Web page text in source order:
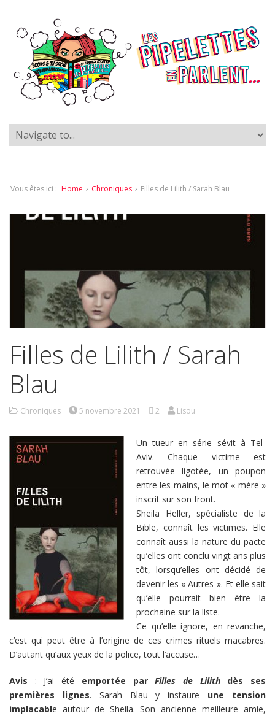
Vous êtes ici : Home › Chroniques › Filles de Lilith / Sarah Blau
Filles de Lilith / Sarah
Blau
Chroniques 5 novembre 2021 2 Lisou
Un tueur en série sévit à Tel-
Aviv. Chaque victime est
retrouvée ligotée, un poupon
entre les mains, le mot « mère »
inscrit sur son front.
Sheila Heller, spécialiste de la
Bible, connaît les victimes. Elle
connaît aussi la nature du pacte
qu’elles ont conclu vingt ans plus
tôt, lorsqu’elles ont décidé de
devenir les « Autres ». Et elle sait
qu’elle pourrait bien être la
prochaine sur la liste.
Ce qu’elle ignore, en revanche,
c’est qui peut être à l’origine de ces crimes rituels macabres.
D’autant qu’aux yeux de la police, tout l’accuse…
Avis : J’ai été emportée parFilles de Lilithdès ses
premières lignes. Sarah Blau y instaure une tension
implacable autour de Sheila. Son ancienne meilleure amie,